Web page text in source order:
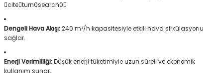
citeturn0search0
Dengeli Hava Akışı:240 m³/h kapasitesiyle etkili hava sirkülasyonu
sağlar.
Enerji Verimliliği:Düşük enerji tüketimiyle uzun süreli ve ekonomik
kullanım sunar.